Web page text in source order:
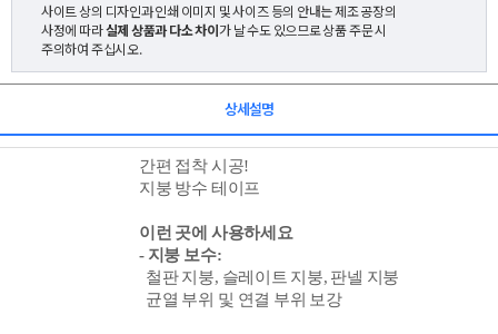
사이트 상의 디자인과 인쇄 이미지 및 사이즈 등의 안내는 제조 공장의
사정에 따라실제 상품과 다소 차이가 날 수도 있으므로 상품 주문 시
주의하여 주십시오.
상세설명
간편 접착 시공!
지붕 방수 테이프
이런 곳에 사용하세요
- 지붕 보수:
철판 지붕, 슬레이트 지붕, 판넬 지붕
균열 부위 및 연결 부위 보강